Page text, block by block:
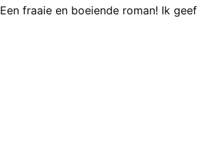
Een fraaie en boeiende roman! Ik